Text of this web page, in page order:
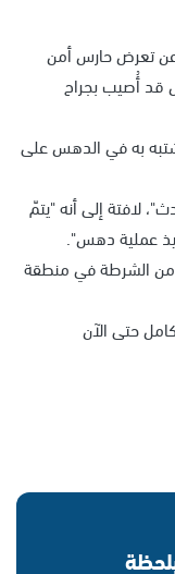
عن تعرض حارس أمن
قد أُصيب بجراح
به في الدهس على
لافتة إلى أنه "يتمّ
عملية دهس".
من الشرطة في منطقة
حتى الآن